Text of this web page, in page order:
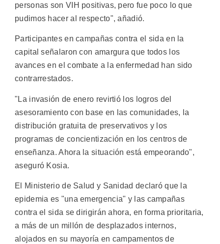
personas son VIH positivas, pero fue poco lo que
pudimos hacer al respecto", añadió.
Participantes en campañas contra el sida en la
capital señalaron con amargura que todos los
avances en el combate a la enfermedad han sido
contrarrestados.
"La invasión de enero revirtió los logros del
asesoramiento con base en las comunidades, la
distribución gratuita de preservativos y los
programas de concientización en los centros de
enseñanza. Ahora la situación está empeorando",
aseguró Kosia.
El Ministerio de Salud y Sanidad declaró que la
epidemia es "una emergencia" y las campañas
contra el sida se dirigirán ahora, en forma prioritaria,
a más de un millón de desplazados internos,
alojados en su mayoría en campamentos de